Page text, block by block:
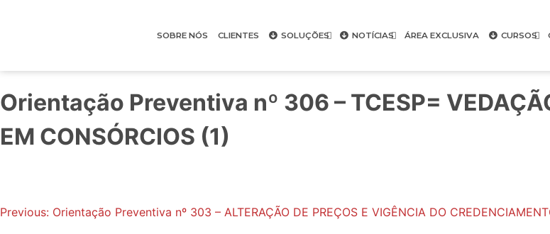
SOBRE NÓS CLIENTES SOLUÇÕES NOTÍCIAS ÁREA EXCLUSIVA CURSOS
Orientação Preventiva nº 306 – TCESP=
EM CONSÓRCIOS (1)
Previous: Orientação Preventiva nº 303 – ALTERAÇÃO DE PREÇOS E VIGÊNCIA DO